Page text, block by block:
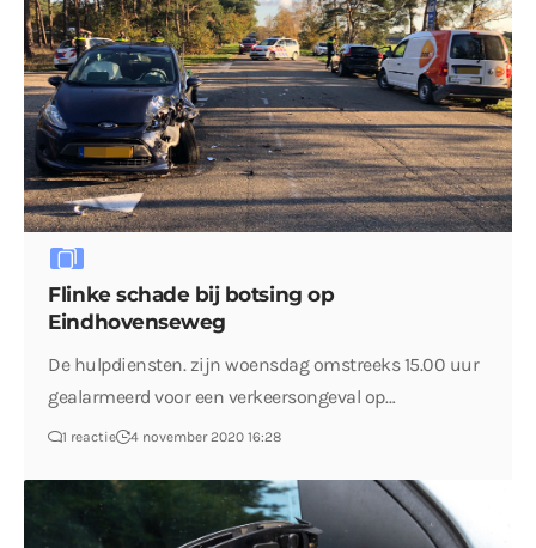
Flinke schade bij botsing op
Eindhovenseweg
De hulpdiensten. zijn woensdag omstreeks 15.00 uur
gealarmeerd voor een verkeersongeval op…
1 reactie 4 november 2020 16:28